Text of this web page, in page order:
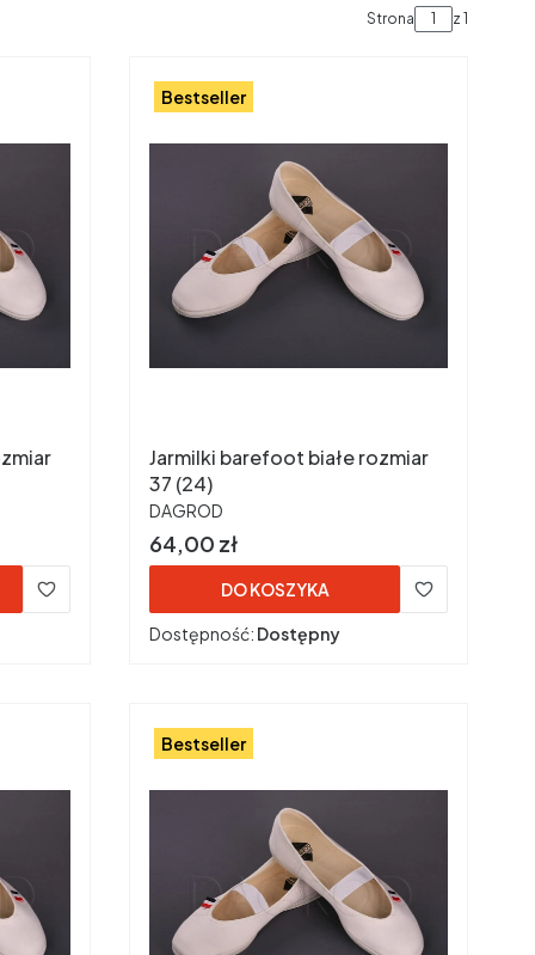
Strona z 1
Bestseller
Jarmilki barefoot białe rozmiar
37 (24)
PRODUCENT
DAGROD
Cena
64,00 zł
DO KOSZYKA
Dostępność: Dostępny
Bestseller